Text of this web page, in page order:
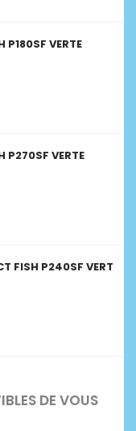
P180SF VERTE
P270SF VERTE
FISH P240SF VERT
DE VOUS